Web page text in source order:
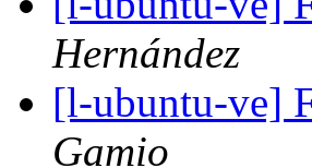
Hernández
[l-ubuntu-ve]
Gamio